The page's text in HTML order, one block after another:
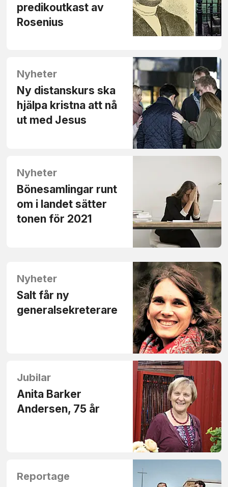
predikoutkast av
Rosenius
Nyheter
Ny distanskurs ska
hjälpa kristna att nå
ut med Jesus
Nyheter
Bönesamlingar runt
om i landet sätter
tonen för 2021
Nyheter
Salt får ny
generalsekreterare
Jubilar
Anita Barker
Andersen, 75 år
Reportage